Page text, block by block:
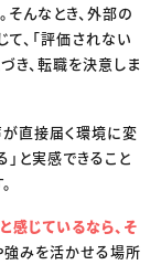
んなとき、外部の
、「評価されない
き、転職を決意しま
直接届く環境に変
と実感できること
感じているなら、そ
強みを活かせる場所